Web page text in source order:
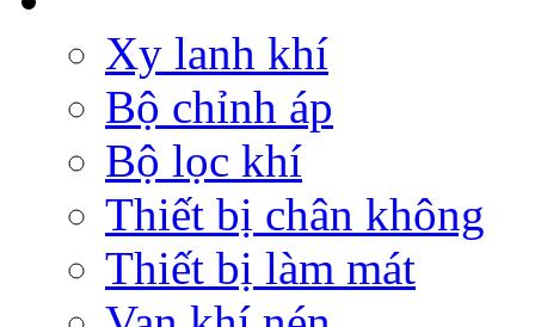
Xy lanh khí
Bộ chỉnh áp
Bộ lọc khí
Thiết bị chân không
Thiết bị làm mát